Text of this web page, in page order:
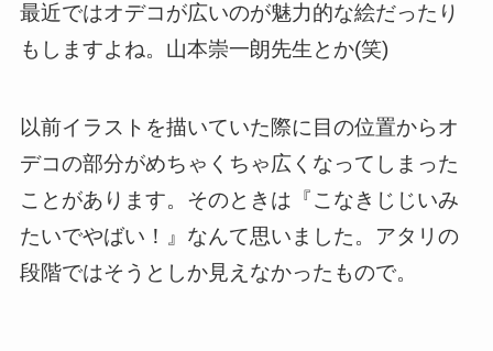
最近ではオデコが広いのが魅力的な絵だったり
もしますよね。山本崇一朗先生とか(笑)
以前イラストを描いていた際に目の位置からオ
デコの部分がめちゃくちゃ広くなってしまった
ことがあります。そのときは『こなきじじいみ
たいでやばい！
』なんて思いました。アタリの
段階ではそうとしか見えなかったもので。